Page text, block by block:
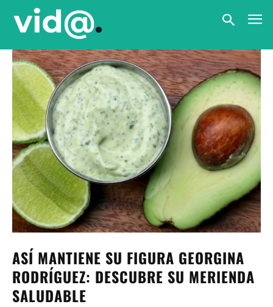
ASÍ MANTIENE SU FIGURA GEORGINA
RODRÍGUEZ: DESCUBRE SU MERIENDA
SALUDABLE